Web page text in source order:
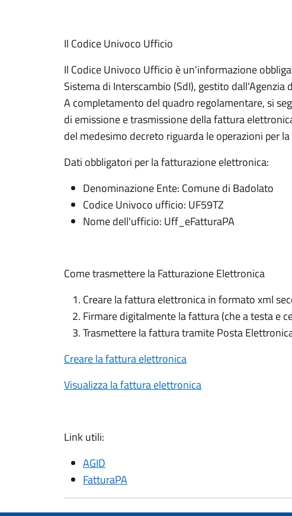
Il Codice Univoco Ufficio
Il Codice Univoco Ufficio è un'informazione
Sistema di Interscambio (SdI), gestito
A completamento del quadro regolamentare, si
di emissione e trasmissione della fattura
del medesimo decreto riguarda le operazioni per
Dati obbligatori per la fatturazione elettronica:
Denominazione Ente: Comune di Badolato
Codice Univoco ufficio: UF59TZ
Nome dell'ufficio: Uff_eFatturaPA
Come trasmettere la Fatturazione Elettronica
Creare la fattura elettronica in formato xml
Firmare digitalmente la fattura (che a testa e
Trasmettere la fattura tramite Posta
Creare la fattura elettronica
Visualizza la fattura elettronica
Link utili:
AGID
FatturaPA